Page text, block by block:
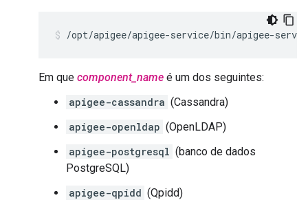
/opt/apigee/apigee-service/bin/apigee-
Em que component_name é um dos seguintes:
apigee-cassandra (Cassandra)
apigee-openldap (OpenLDAP)
apigee-postgresql (banco de dados
PostgreSQL)
apigee-qpidd (Qpidd)